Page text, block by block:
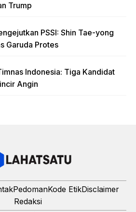
Trump
PSSI: Shin Tae-yong
Garuda Protes
Indonesia: Tiga Kandidat
Angin
PedomanKode EtikDisclaimer
Redaksi